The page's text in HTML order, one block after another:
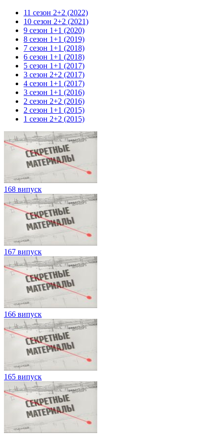
11 сезон 2+2 (2022)
10 сезон 2+2 (2021)
9 сезон 1+1 (2020)
8 сезон 1+1 (2019)
7 сезон 1+1 (2018)
6 сезон 1+1 (2018)
5 сезон 1+1 (2017)
3 сезон 2+2 (2017)
4 сезон 1+1 (2017)
3 сезон 1+1 (2016)
2 сезон 2+2 (2016)
2 сезон 1+1 (2015)
1 сезон 2+2 (2015)
168 випуск
167 випуск
166 випуск
165 випуск